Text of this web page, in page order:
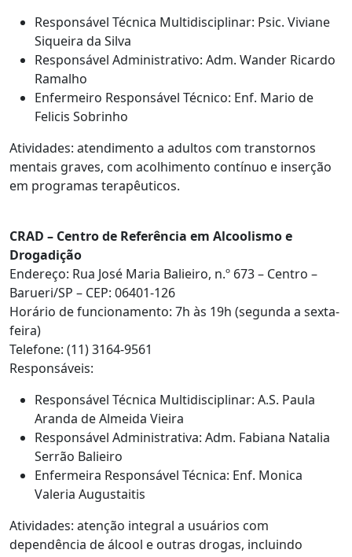
Responsável Técnica Multidisciplinar: Psic. Viviane
Siqueira da Silva
Responsável Administrativo: Adm. Wander Ricardo
Ramalho
Enfermeiro Responsável Técnico: Enf. Mario de
Felicis Sobrinho
Atividades: atendimento a adultos com transtornos
mentais graves, com acolhimento contínuo e inserção
em programas terapêuticos.
CRAD – Centro de Referência em Alcoolismo e
Drogadição
Endereço: Rua José Maria Balieiro, n.º 673 – Centro –
Barueri/SP – CEP: 06401-126
Horário de funcionamento: 7h às 19h (segunda a sexta-
feira)
Telefone: (11) 3164-9561
Responsáveis:
Responsável Técnica Multidisciplinar: A.S. Paula
Aranda de Almeida Vieira
Responsável Administrativa: Adm. Fabiana Natalia
Serrão Balieiro
Enfermeira Responsável Técnica: Enf. Monica
Valeria Augustaitis
Atividades: atenção integral a usuários com
dependência de álcool e outras drogas, incluindo